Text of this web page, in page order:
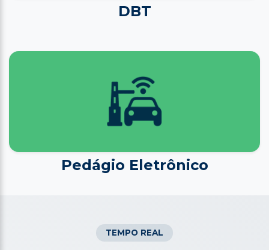
DBT
Pedágio Eletrônico
TEMPO REAL